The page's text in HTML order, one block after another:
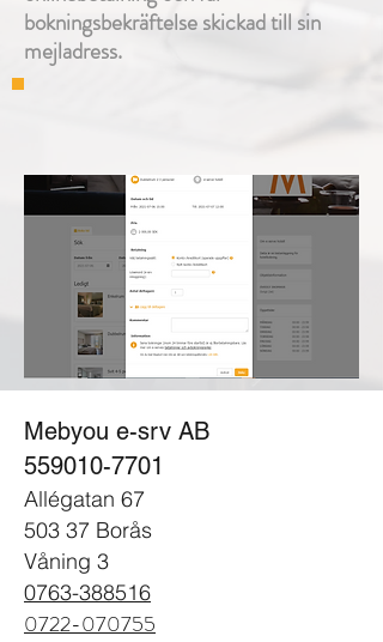
bokningsbekräftelse skickad till sin
mejladress.
Mebyou e-srv AB
559010-7701
Allégatan 67
503 37 Borås
Våning 3
0763-388516
0722-070755